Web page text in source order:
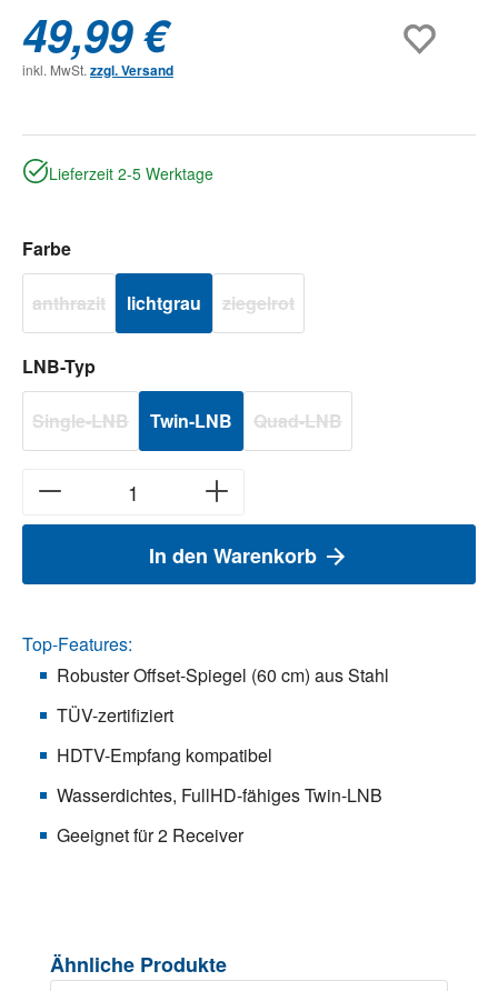
49,99 €
inkl. MwSt. zzgl. Versand
Lieferzeit 2-5 Werktage
Farbeauswählen
anthrazit(Diese Option ist zurzeit nicht verfügbar.)
lichtgrau ziegelrot(Diese Option ist zurzeit nicht
LNB-Typ
Single-LNB(Diese Option ist zurzeit nicht verfügbar.)
Twin-LNB Quad-LNB(Diese Option ist zurzeit nicht
In den Warenkorb
Top-Features:
Robuster Offset-Spiegel (60 cm) aus Stahl
TÜV-zertifiziert
HDTV-Empfang kompatibel
Wasserdichtes, FullHD-fähiges Twin-LNB
Geeignet für 2 Receiver
Produktgalerie überspringen
Ähnliche Produkte